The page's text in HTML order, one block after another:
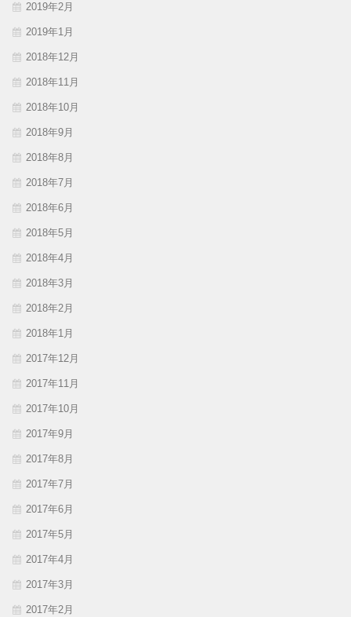
2019年2月
2019年1月
2018年12月
2018年11月
2018年10月
2018年9月
2018年8月
2018年7月
2018年6月
2018年5月
2018年4月
2018年3月
2018年2月
2018年1月
2017年12月
2017年11月
2017年10月
2017年9月
2017年8月
2017年7月
2017年6月
2017年5月
2017年4月
2017年3月
2017年2月